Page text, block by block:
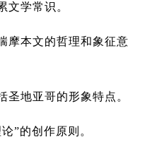
文学常识。
摩本文的哲理和象征意
圣地亚哥的形象特点。
”的创作原则。